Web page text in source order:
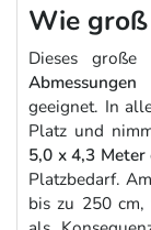
Wie
Dieses
geeignet. In
Platz und
5,0 x 4,3 Meter
Platzbedarf.
bis zu 250 cm,